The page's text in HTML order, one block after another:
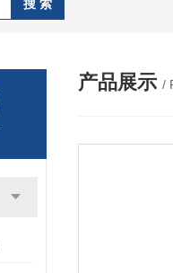
产品展示 /